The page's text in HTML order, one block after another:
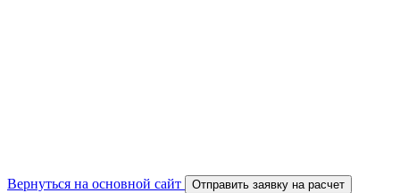
Вернуться на основной сайт Отправить заявку на расчет